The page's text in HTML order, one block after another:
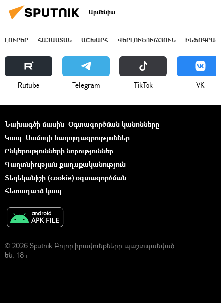
Արմենիա
ԼՈՒՐԵՐ ՀԱՅԱՍՏԱՆ ԱՇԽԱՐՀ ՎԵՐԼՈՒԾՈՒԹՅՈՒՆ
Rutube Telegram ТikТоk VK
Նախագծի մասին Օգտագործման կանոնները
Կապ Մամուլի հաղորդագրություններ
Ընկերությունների նորություններ
Գաղտնիության քաղաքականություն
Տեղեկանիշի (cookie) օգտագործման
Հետադարձ կապ
© 2026 Sputnik Բոլոր իրավունքները պաշտպանված
են. 18+